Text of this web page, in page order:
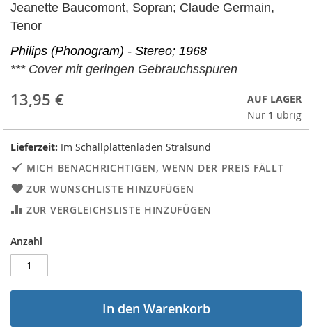
Jeanette Baucomont, Sopran; Claude Germain,
Tenor
Philips (Phonogram) - Stereo; 1968
*** Cover mit geringen Gebrauchsspuren
13,95 €
AUF LAGER
Nur 1 übrig
Lieferzeit: Im Schallplattenladen Stralsund
MICH BENACHRICHTIGEN, WENN DER PREIS FÄLLT
ZUR WUNSCHLISTE HINZUFÜGEN
ZUR VERGLEICHSLISTE HINZUFÜGEN
Anzahl
In den Warenkorb